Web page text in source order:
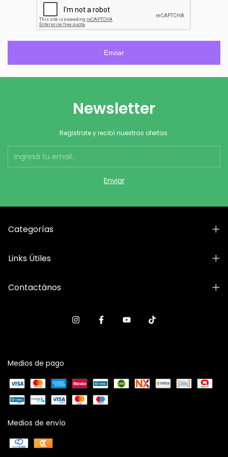
Enviar
Newsletter
Registrate y recibí nuestras ofertas.
Categorías
Links Útiles
Contactános
Medios de pago
Medios de envío